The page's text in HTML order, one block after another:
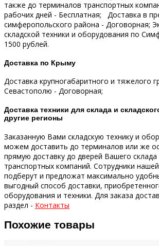
также до терминалов транспортных
рабочих дней - Бесплатная; Доставка в
симферопольского района - Договорная;
складской техники и оборудования по
1500 рублей.
Доставка по Крыму
Доставка крупногабаритного и тяжелого
Севастополю - Договорная;
Доставка техники для склада и
другие регионы
Заказанную Вами складскую технику и
можем доставить до терминалов или же
прямую доставку до дверей Вашего склада
транспортных компаний. Сотрудники
подберут и предложат максимально
выгодный способ доставки,
оборудования и техники. Для заказа
раздел - Контакты
Похожие товары